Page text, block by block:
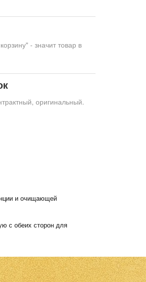
- значит товар в
оригинальный.
и очищающей
с обеих сторон для